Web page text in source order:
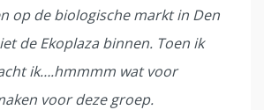
op de biologische markt in Den
de Ekoplaza binnen. Toen ik
ik….hmmmm wat voor
voor deze groep.